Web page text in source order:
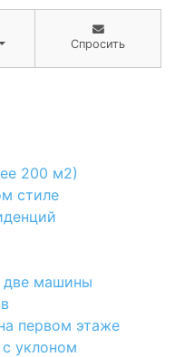
Спросить
200 м2)
стиле
две машины
первом этаже
уклоном